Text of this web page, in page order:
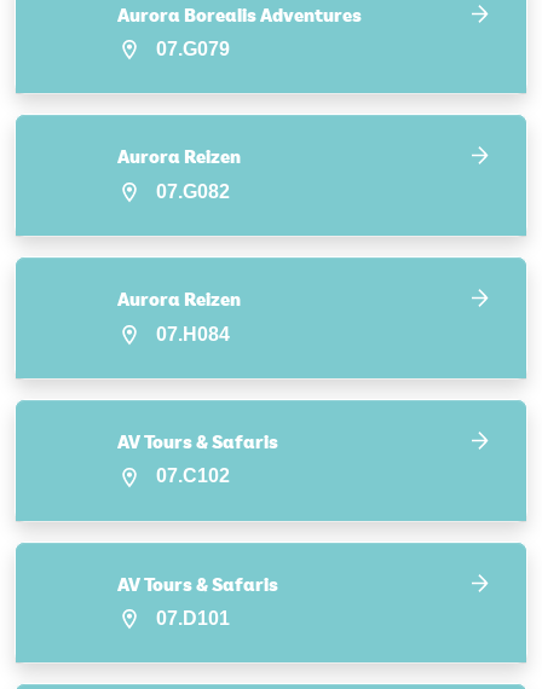
Aurora Borealis Adventures
07.G079
Aurora Reizen
07.G082
Aurora Reizen
07.H084
AV Tours & Safaris
07.C102
AV Tours & Safaris
07.D101